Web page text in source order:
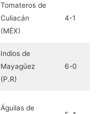
Tomateros de
Culiacán
(MÉX)
4-1
Indios de
Mayagüez
(P.R)
6-0
Águilas de